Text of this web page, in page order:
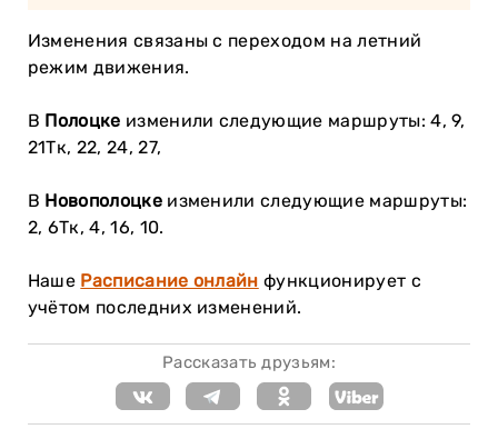
Изменения связаны с переходом на летний
режим движения.
В Полоцке изменили следующие маршруты: 4, 9,
21Тк, 22, 24, 27,
В Новополоцкеизменили следующие маршруты:
2, 6Тк, 4, 16, 10.
Наше Расписание онлайн функционирует с
учётом последних изменений.
Рассказать друзьям: